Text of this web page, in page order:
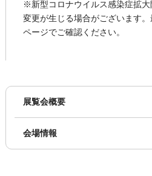
※新型コロナウイルス感染症拡
変更が生じる場合がございます
ページでご確認ください。
展覧会概要
会場情報